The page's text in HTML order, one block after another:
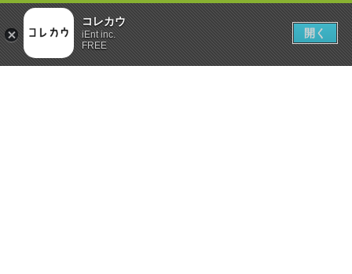
コレカウ
iEnt inc.
FREE
開く